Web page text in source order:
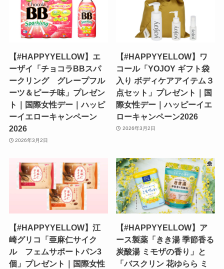
【#HAPPYYELLOW】エ
ーザイ「チョコラBBスパ
ークリング グレープフル
ーツ＆ピーチ味」プレゼン
ト｜国際女性デー｜ハッピ
ーイエローキャンペーン
2026
2026年3月2日
【#HAPPYYELLOW】ワ
コール「YOJOY ギフト袋
入り ボディケアアイテム３
点セット」プレゼント｜国
際女性デー｜ハッピーイエ
ローキャンペーン2026
2026年3月2日
【#HAPPYYELLOW】江
崎グリコ「亜麻仁サイク
ル フェムサポートパン3
個」プレゼント｜国際女性
【#HAPPYYELLOW】ア
ース製薬「きき湯 季節香る
炭酸湯 ミモザの香り」と
「バスクリン 花ゆらら ミ